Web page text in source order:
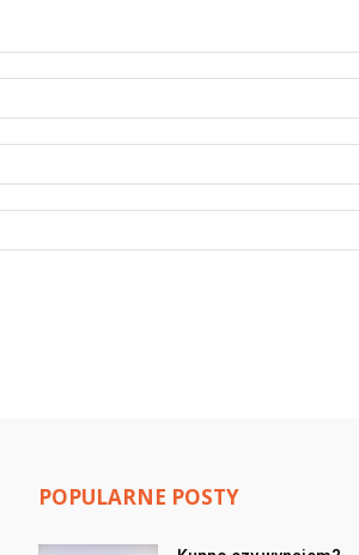
POPULARNE POSTY